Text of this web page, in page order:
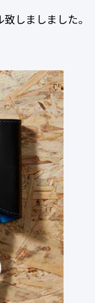
しましました。